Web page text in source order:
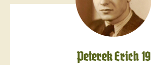
Peterek Erich 19